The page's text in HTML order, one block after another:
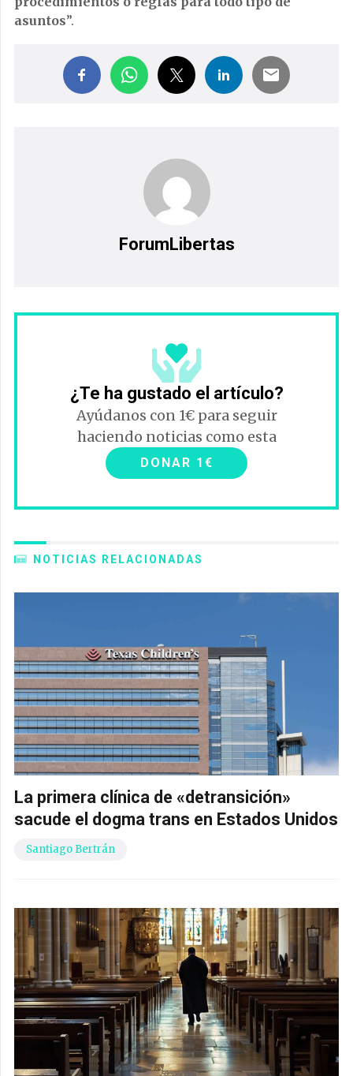
asuntos”.
ForumLibertas
¿Te ha gustado el artículo?
Ayúdanos con 1€ para seguir
haciendo noticias como esta
DONAR 1€
NOTICIAS RELACIONADAS
La primera clínica de «detransición»
sacude el dogma trans en Estados Unidos
Santiago Bertrán